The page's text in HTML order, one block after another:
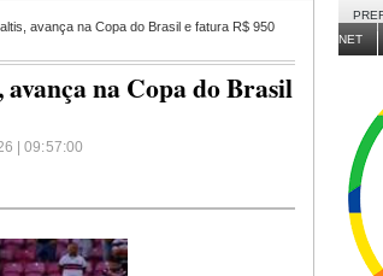
avança na Copa do Brasil e fatura R$ 950
avança na Copa do Brasil
| 09:57:00
NET